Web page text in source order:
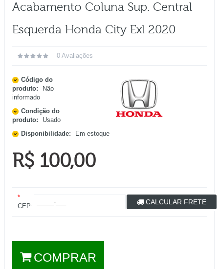
Acabamento Coluna Sup. Central
Esquerda Honda City Exl 2020
0 Avaliações
Código do
produto:
Não
informado
Condição do
produto:
Usado
Disponibilidade:
Em estoque
R$ 100,00
*
CEP:
CALCULAR FRETE
COMPRAR